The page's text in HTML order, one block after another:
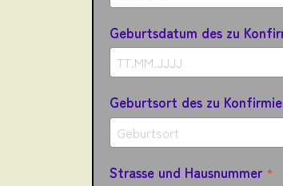
Geburtsdatum des zu
Geburtsort des zu
Strasse und Hausnummer *